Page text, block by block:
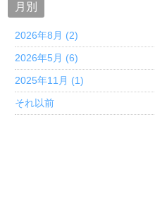
月別
2026年8月 (2)
2026年5月 (6)
2025年11月 (1)
それ以前